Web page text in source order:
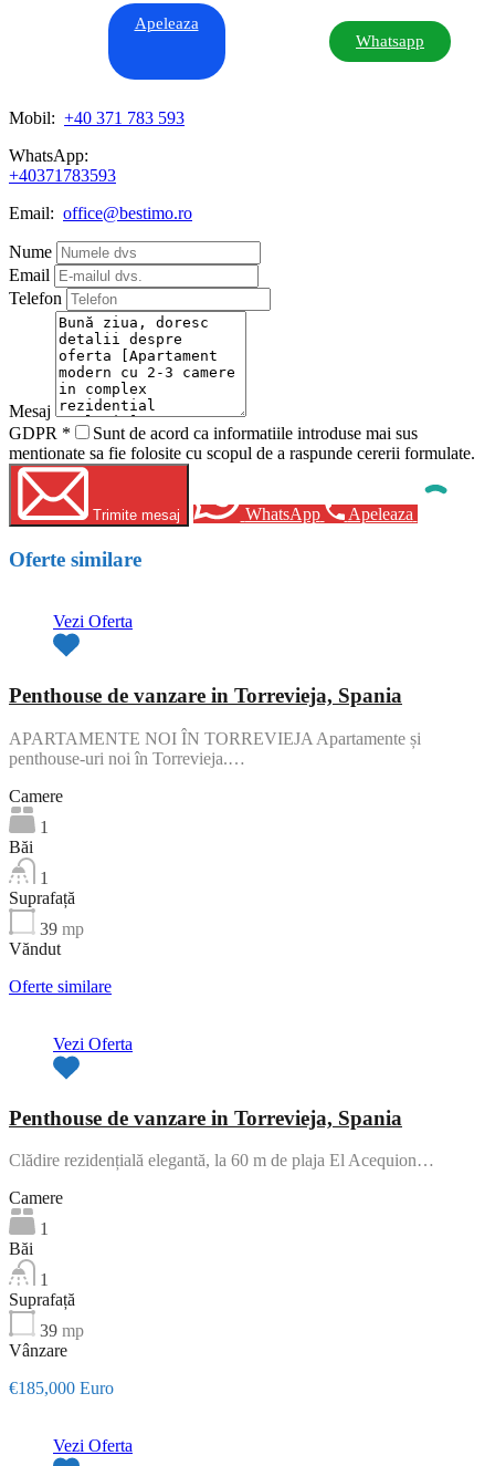
Apeleaza
Whatsapp
Mobil: +40 371 783 593
WhatsApp:
+40371783593
Email: office@bestimo.ro
Nume
Email
Telefon
Mesaj
GDPR *
Sunt de acord ca informatiile introduse mai sus
mentionate sa fie folosite cu scopul de a raspunde cererii formulate.
Trimite mesaj WhatsApp Apeleaza
Oferte similare
Vezi Oferta
Penthouse de vanzare in Torrevieja, Spania
APARTAMENTE NOI ÎN TORREVIEJA Apartamente și
penthouse-uri noi în Torrevieja.…
Camere
1
Băi
1
Suprafață
39 mp
Văndut
Oferte similare
Vezi Oferta
Penthouse de vanzare in Torrevieja, Spania
Clădire rezidențială elegantă, la 60 m de plaja El Acequion…
Camere
1
Băi
1
Suprafață
39 mp
Vânzare
€185,000 Euro
Vezi Oferta